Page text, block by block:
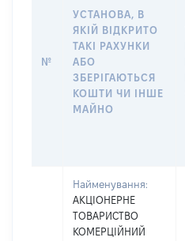
№
УСТАНОВА, В
ЯКІЙ ВІДКРИТО
ТАКІ РАХУНКИ
АБО
ЗБЕРІГАЮТЬСЯ
КОШТИ ЧИ ІНШЕ
МАЙНО
Найменування:
АКЦІОНЕРНЕ
ТОВАРИСТВО
КОМЕРЦІЙНИЙ